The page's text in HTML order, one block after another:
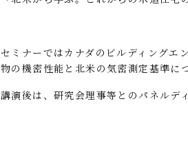
セミナーではカナダのビルディングエ
物の機密性能と北米の気密測定基準に
講演後は、研究会理事等とのパネルデ